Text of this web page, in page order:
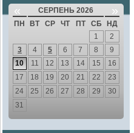
« СЕРПЕНЬ 2026 »
ПН ВТ СР ЧТ ПТ СБ
НД
1
2
3
4 5 6 7 8
9
10
11 12 13 14 15
16
17
18 19 20 21 22
23
24
25 26 27 28 29
30
31